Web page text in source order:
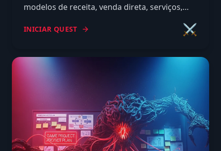
modelos de receita, venda direta, serviços,
primeiros reais.
INICIAR QUEST ⚔️